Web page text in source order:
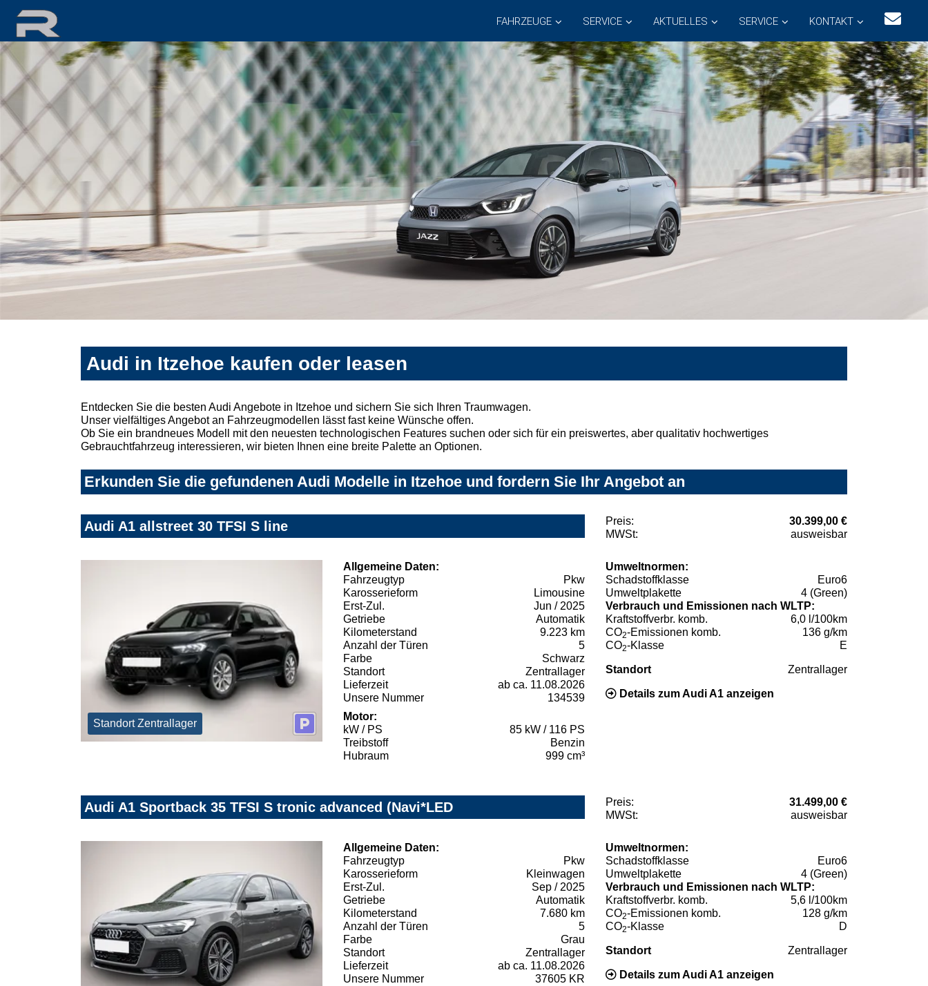
FAHRZEUGE SERVICE AKTUELLES SERVICE KONTAKT
Audi in Itzehoe kaufen oder leasen
Entdecken Sie die besten Audi Angebote in Itzehoe und sichern Sie sich Ihren Traumwagen.
Unser vielfältiges Angebot an Fahrzeugmodellen lässt fast keine Wünsche offen.
Ob Sie ein brandneues Modell mit den neuesten technologischen Features suchen oder sich für ein preiswertes, aber qualitativ hochwertiges
Gebrauchtfahrzeug interessieren, wir bieten Ihnen eine breite Palette an Optionen.
Erkunden Sie die gefundenen Audi Modelle in Itzehoe und fordern Sie Ihr Angebot an
Audi A1 allstreet 30 TFSI S line Preis:
30.399,00 €
MWSt:
ausweisbar
Standort Zentrallager
Allgemeine Daten:
Fahrzeugtyp
Pkw
Karosserieform
Limousine
Erst-Zul.
Jun / 2025
Getriebe
Automatik
Kilometerstand
9.223 km
Anzahl der Türen
5
Farbe
Schwarz
Standort
Zentrallager
Lieferzeit
ab ca. 11.08.2026
Unsere Nummer
134539
Motor:
kW / PS
85 kW / 116 PS
Treibstoff
Benzin
Hubraum
999 cm³
Umweltnormen:
Schadstoffklasse
Euro6
Umweltplakette
4 (Green)
Verbrauch und Emissionen nach WLTP:
Kraftstoffverbr. komb.
6,0 l/100km
CO2-Emissionen komb.
136 g/km
CO2-Klasse E
Standort Zentrallager
Details zum Audi A1 anzeigen
Audi A1 Sportback 35 TFSI S tronic advanced (Navi*LED Preis:
31.499,00 €
MWSt:
ausweisbar
Allgemeine Daten:
Fahrzeugtyp
Pkw
Karosserieform
Kleinwagen
Erst-Zul.
Sep / 2025
Getriebe
Automatik
Kilometerstand
7.680 km
Anzahl der Türen
5
Farbe
Grau
Standort
Zentrallager
Lieferzeit
ab ca. 11.08.2026
Unsere Nummer
37605 KR
Umweltnormen:
Schadstoffklasse
Euro6
Umweltplakette
4 (Green)
Verbrauch und Emissionen nach WLTP:
Kraftstoffverbr. komb.
5,6 l/100km
CO2-Emissionen komb.
128 g/km
CO2-Klasse D
Standort Zentrallager
Details zum Audi A1 anzeigen